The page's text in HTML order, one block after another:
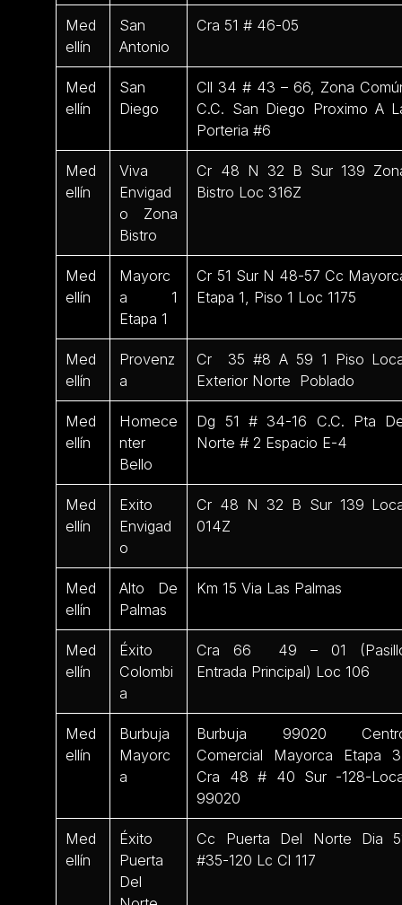
Med
ellín
San
Antonio
Cra 51 # 46-05
Med
ellín
San
Diego
Cll 34 # 43 – 66, Zona
C.C. San Diego Proximo A
Porteria #6
Med
ellín
Viva
Envigad
o Zona
Bistro
Cr 48 N 32 B Sur 139
Bistro Loc 316Z
Med
ellín
Mayorc
a 1
Etapa 1
Cr 51 Sur N 48-57 Cc
Etapa 1, Piso 1 Loc 1175
Med
ellín
Provenz
a
Cr 35 #8 A 59 1 Piso
Exterior Norte Poblado
Med
ellín
Homece
nter
Bello
Dg 51 # 34-16 C.C. Pta
Norte # 2 Espacio E-4
Med
ellín
Exito
Envigad
o
Cr 48 N 32 B Sur 139
014Z
Med
ellín
Alto De
Palmas
Km 15 Via Las Palmas
Med
ellín
Éxito
Colombi
a
Cra 66 49 – 01
Entrada Principal) Loc 106
Med
ellín
Burbuja
Mayorc
a
Burbuja 99020
Comercial Mayorca Etapa
Cra 48 # 40 Sur -128-
99020
Med
ellín
Éxito
Puerta
Del
Cc Puerta Del Norte Dia
#35-120 Lc Cl 117